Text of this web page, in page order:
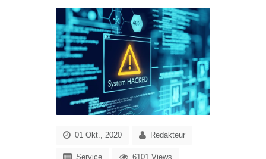
01 Okt., 2020 Redakteur
Service 6101 Views